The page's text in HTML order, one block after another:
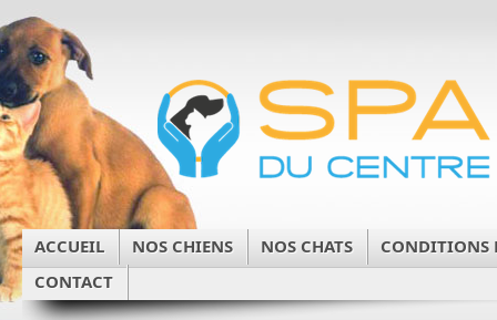
ACCUEIL NOS CHIENS NOS CHATS
CONDITIONS
CONTACT